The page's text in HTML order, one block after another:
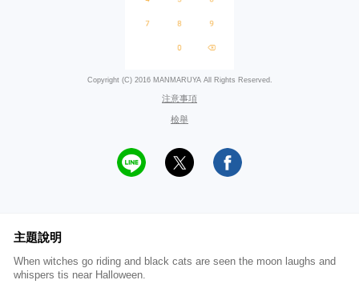
Copyright (C) 2016 MANMARUYA All Rights Reserved.
注意事項
檢舉
主題說明
When witches go riding and black cats are seen the moon laughs and
whispers tis near Halloween.